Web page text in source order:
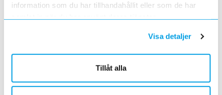
information som du har tillhandahållit eller som de har
samlat in när du har använt deras tjänster.
Visa detaljer
Tillåt alla
Med anledning av stigande råvarupriser.
Ecovadis ger Elektroskandia högsta betyg inom
Elektroskandia högsta möjliga betyg, Platina, för företagets
Med anledning av Rysslands invasion av Ukraina
2022-03-03